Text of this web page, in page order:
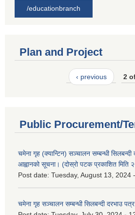
/educationbranch
Plan and Project
‹ previous 2
Public Procurement/
चमेना गृह (क्यान्टिन) सञ्चालन सम्बन्धी सिलबन्दी
आह्वानको सूचना। (दोस्रो पटक प्रकाशित
Post date: Tuesday, August 13, 2024
चमेना गृह सञ्चालन सम्बन्धी सिलबन्दी दरभाउ